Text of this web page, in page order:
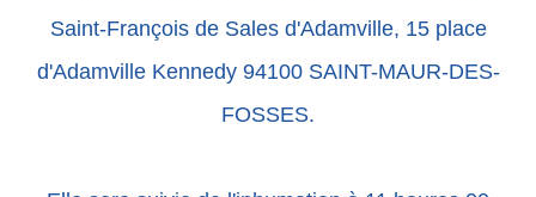
Saint-François de Sales d'Adamville, 15 place
d'Adamville Kennedy 94100 SAINT-MAUR-DES-
FOSSES.